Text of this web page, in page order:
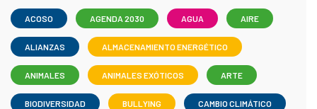
ACOSO AGENDA 2030 AGUA AIRE
ALIANZAS ALMACENAMIENTO ENERGÉTICO
ANIMALES ANIMALES EXÓTICOS ARTE
BIODIVERSIDAD BULLYING CAMBIO CLIMÁTICO